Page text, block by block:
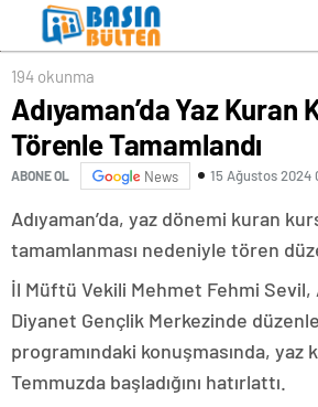
194 okunma
Adıyaman’da Yaz Kuran
Törenle Tamamlandı
ABONE OL News 15 Ağustos 2024
Adıyaman’da, yaz dönemi kuran
tamamlanması nedeniyle tören
İl Müftü Vekili Mehmet Fehmi Sevil,
Diyanet Gençlik Merkezinde
programındaki konuşmasında, yaz
Temmuzda başladığını hatırlattı.